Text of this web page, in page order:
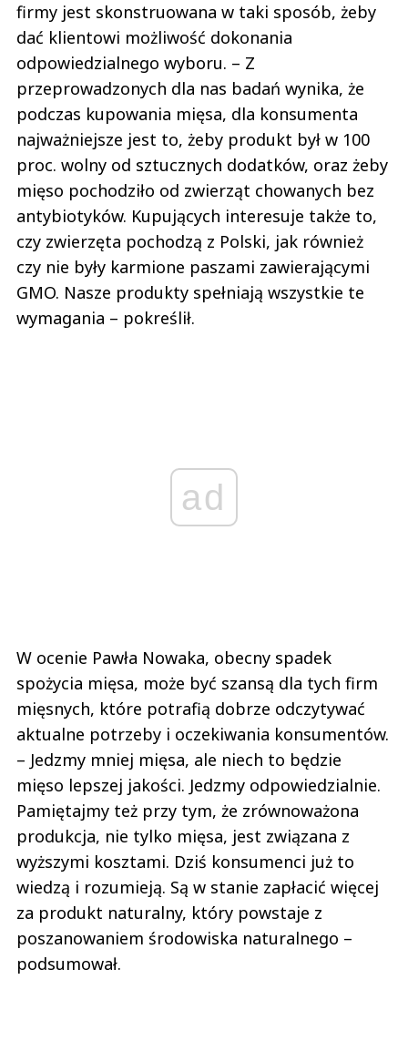
firmy jest skonstruowana w taki sposób, żeby
dać klientowi możliwość dokonania
odpowiedzialnego wyboru. – Z
przeprowadzonych dla nas badań wynika, że
podczas kupowania mięsa, dla konsumenta
najważniejsze jest to, żeby produkt był w 100
proc. wolny od sztucznych dodatków, oraz żeby
mięso pochodziło od zwierząt chowanych bez
antybiotyków. Kupujących interesuje także to,
czy zwierzęta pochodzą z Polski, jak również
czy nie były karmione paszami zawierającymi
GMO. Nasze produkty spełniają wszystkie te
wymagania – pokreślił.
ad
W ocenie Pawła Nowaka, obecny spadek
spożycia mięsa, może być szansą dla tych firm
mięsnych, które potrafią dobrze odczytywać
aktualne potrzeby i oczekiwania konsumentów.
– Jedzmy mniej mięsa, ale niech to będzie
mięso lepszej jakości. Jedzmy odpowiedzialnie.
Pamiętajmy też przy tym, że zrównoważona
produkcja, nie tylko mięsa, jest związana z
wyższymi kosztami. Dziś konsumenci już to
wiedzą i rozumieją. Są w stanie zapłacić więcej
za produkt naturalny, który powstaje z
poszanowaniem środowiska naturalnego –
podsumował.